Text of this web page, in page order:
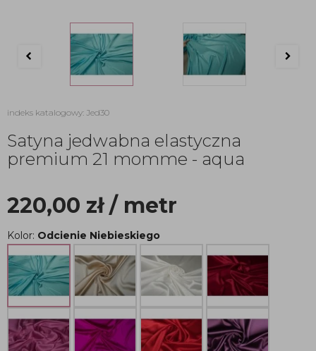
indeks katalogowy: Jed30
Satyna jedwabna elastyczna
premium 21 momme - aqua
220,00 zł/ metr
Kolor: Odcienie Niebieskiego